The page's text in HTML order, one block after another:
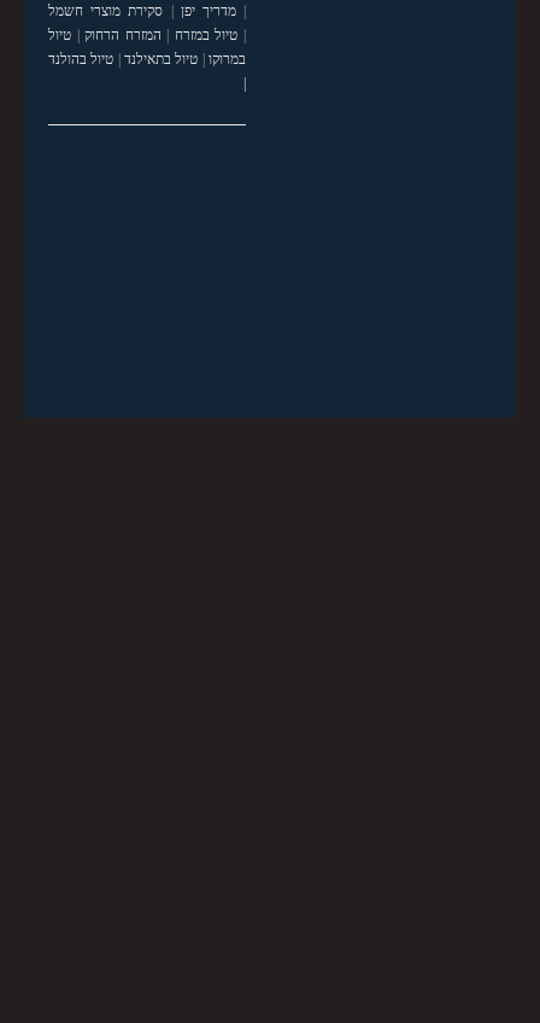
|מדריך יפן | סקירת מוצרי חשמל
| טיול במזרח | המזרח הרחוק| טיול
במרוקו| טיול בתאילנד| טיול בהולנד
|